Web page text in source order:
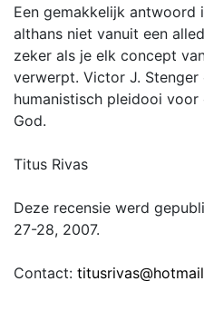
Een gemakkelijk antwoord
althans niet vanuit een
zeker als je elk concept
verwerpt. Victor J.
humanistisch pleidooi
God.
Titus Rivas
Deze recensie werd
27-28, 2007.
Contact: